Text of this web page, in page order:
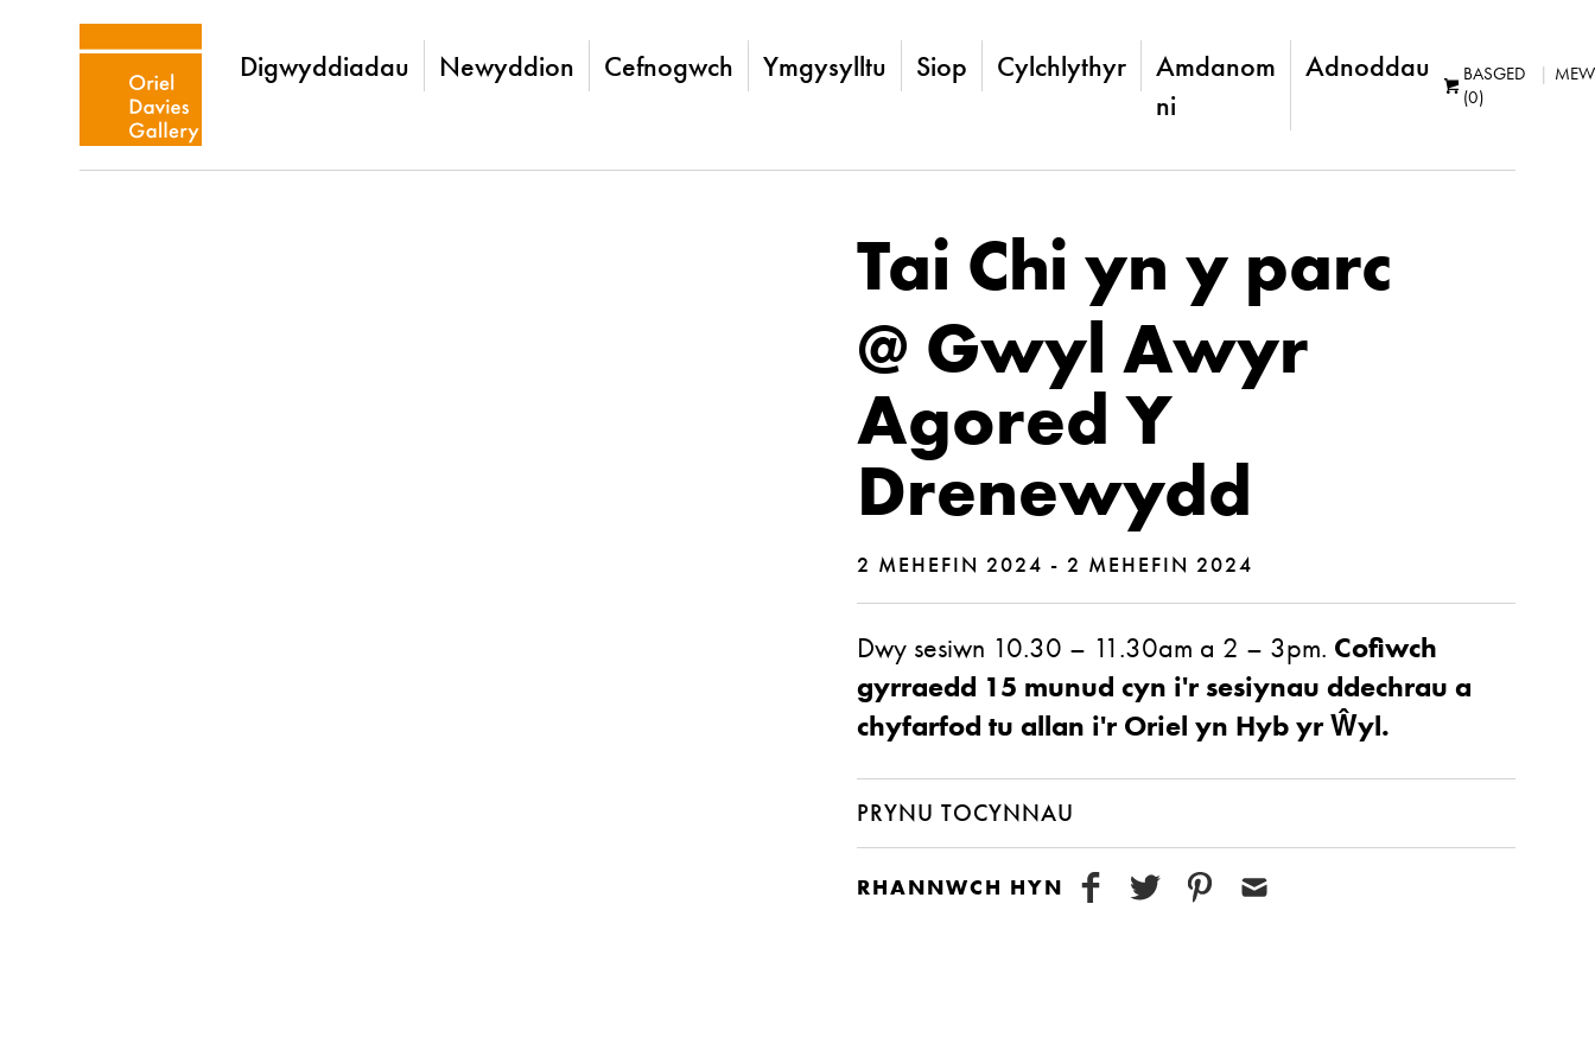
Digwyddiadau Newyddion Cefnogwch Ymgysylltu Siop Cylchlythyr
Amdanom
ni
Adnoddau
BASGED
(0)
Tai Chi yn y parc
@ Gwyl Awyr
Agored Y
Drenewydd
2 MEHEFIN 2024 - 2 MEHEFIN 2024
Dwy sesiwn 10.30 – 11.30am a 2 – 3pm. Cofiwch
gyrraedd 15 munud cyn i'r sesiynau ddechrau a
chyfarfod tu allan i'r Oriel yn Hyb yr Ŵyl.
PRYNU TOCYNNAU
RHANNWCH HYN